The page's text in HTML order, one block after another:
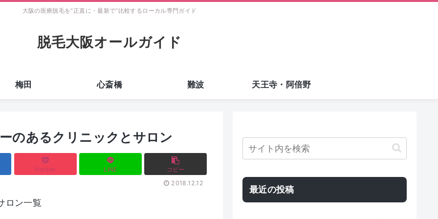
大阪の医療脱毛を"正直に・最新で"比較するローカル専門ガイド
脱毛大阪オールガイド
梅田 心斎橋 難波 天王寺・阿倍野
のあるクリニックとサロン
Pocket LINE
コピー
2018.12.12
ロン一覧
最近の投稿